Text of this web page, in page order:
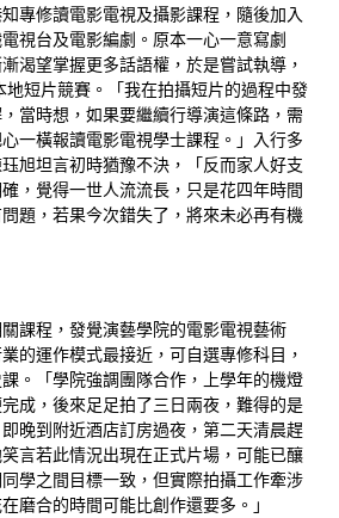
專修讀電影電視及攝影課程，隨後加入
視台及電影編劇。原本一心一意寫劇
渴望掌握更多話語權，於是嘗試執導，
短片競賽。「我在拍攝短片的過程中發
當時想，如果要繼續行導演這條路，需
一橫報讀電影電視學士課程。」入行多
旭坦言初時猶豫不決，「反而家人好支
，覺得一世人流流長，只是花四年時間
題，若果今次錯失了，將來未必再有機
課程，發覺演藝學院的電影電視藝術
的運作模式最接近，可自選專修科目，
。「學院強調團隊合作，上學年的機燈
成，後來足足拍了三日兩夜，難得的是
晚到附近酒店訂房過夜，第二天清晨趕
言若此情況出現在正式片場，可能已釀
學之間目標一致，但實際拍攝工作牽涉
磨合的時間可能比創作還要多。」